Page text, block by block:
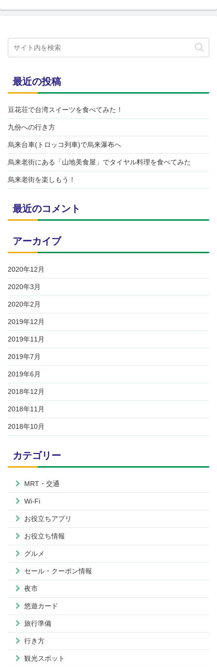
最近の投稿
豆花荘で台湾スイーツを食べてみた！
九份への行き方
烏来台車(トロッコ列車)で烏来瀑布へ
烏来老街にある「山地美食屋」でタイヤル料理を食べてみた
烏来老街を楽しもう！
最近のコメント
アーカイブ
2020年12月
2020年3月
2020年2月
2019年12月
2019年11月
2019年7月
2019年6月
2018年12月
2018年11月
2018年10月
カテゴリー
MRT・交通
Wi-Fi
お役立ちアプリ
お役立ち情報
グルメ
セール・クーポン情報
夜市
悠遊カード
旅行準備
行き方
観光スポット